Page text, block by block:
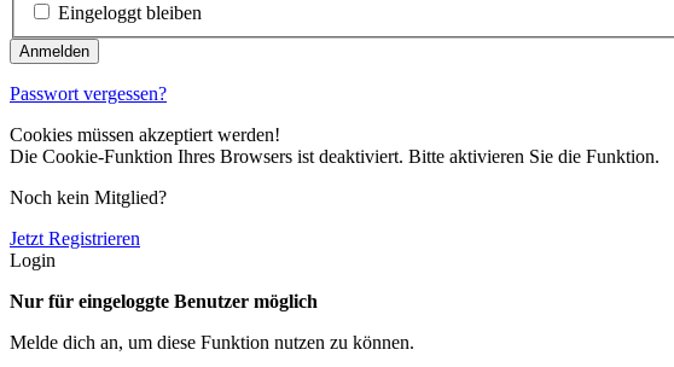
Eingeloggt bleiben
Passwort vergessen?
Cookies müssen akzeptiert werden!
Die Cookie-Funktion Ihres Browsers ist deaktiviert. Bitte aktivieren Sie die Funktion.
Noch kein Mitglied?
Jetzt Registrieren
Login
Nur für eingeloggte Benutzer möglich
Melde dich an, um diese Funktion nutzen zu können.